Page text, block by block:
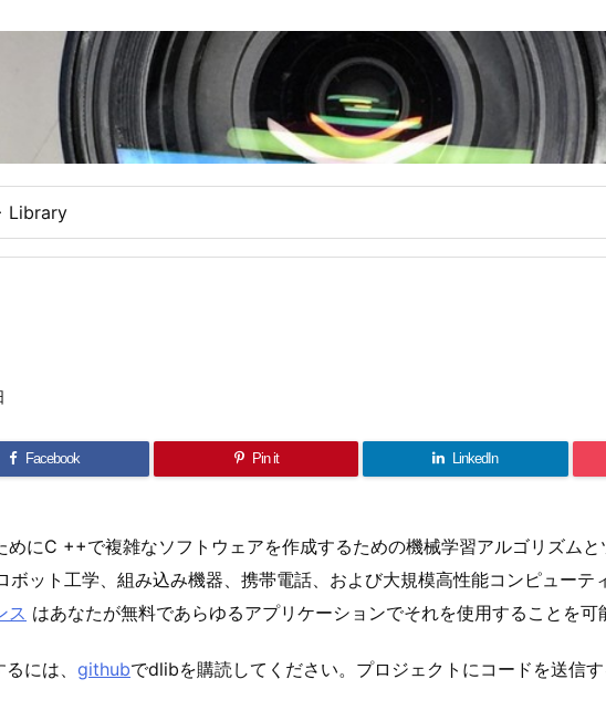
Library
Facebook Pin it LinkedIn
にC ++で複雑なソフトウェアを作成するための機械学習アルゴリズム
ット工学、組み込み機器、携帯電話、および大規模高性能コンピューテ
ス はあなたが無料であらゆるアプリケーションでそれを使用することを可
には、 githubでdlibを購読してください。プロジェクトにコードを送信す